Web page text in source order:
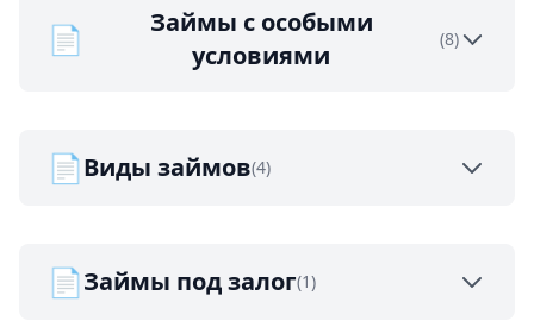
📄
Займы с особыми
условиями
(8)
📄Виды займов(4)
📄Займы под залог(1)